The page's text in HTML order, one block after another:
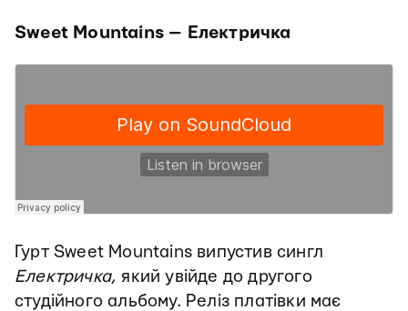
Sweet Mountains — Електричка
Гурт Sweet Mountains випустив сингл
Електричка, який увійде до другого
студійного альбому. Реліз платівки має